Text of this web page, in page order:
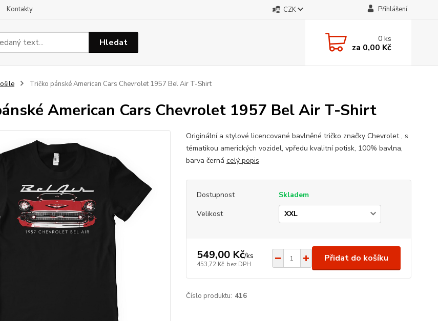
Kontakty CZK Přihlášení
Hledat 0ks
za 0,00 Kč
Tričko pánské American Cars Chevrolet 1957 Bel Air T-Shirt
American Cars Chevrolet 1957 Bel Air T-Shirt
Originální a stylové licencované bavlněné tričko značky Chevrolet , s
tématikou amerických vozidel, vpředu kvalitní potisk, 100% bavlna,
barva černá celý popis
Dostupnost
Skladem
Velikost
549,00 Kč/ks
453,72 Kč bez DPH
Přidat do košíku
Číslo produktu: 416